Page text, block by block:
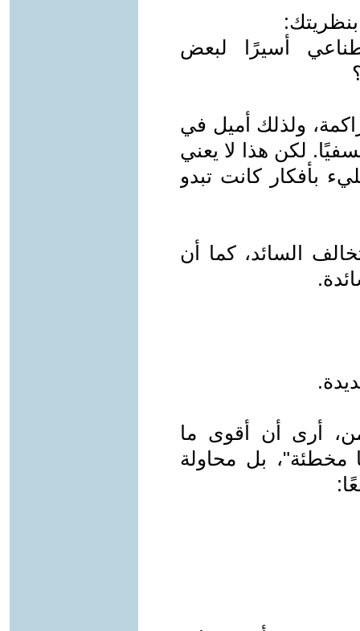
أسيرًا لبعض
ولذلك أميل في
لكن هذا لا يعني
بأفكار كانت تبدو
السائد، كما أن
أرى أن أقوى ما
مخطئة"، بل محاولة